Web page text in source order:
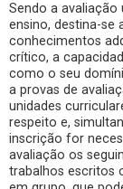
Sendo a avaliação
ensino, destina-se
conhecimentos
crítico, a
como o seu
a provas de
unidades
respeito e,
inscrição for
avaliação os
trabalhos escritos